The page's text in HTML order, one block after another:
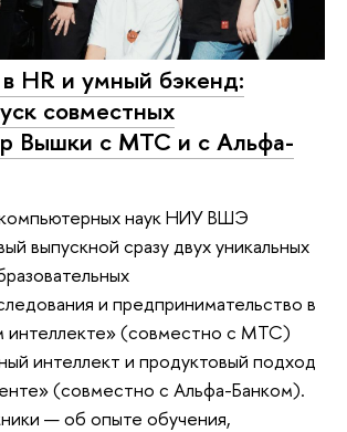
HR и умный бэкенд:
совместных
Вышки с МТС и с Альфа-
наук НИУ ВШЭ
выпускной сразу двух уникальных
и предпринимательство в
интеллекте» (совместно с МТС)
интеллект и продуктовый подход
(совместно с Альфа-Банком).
— об опыте обучения,